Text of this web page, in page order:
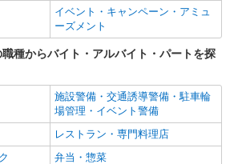
社員登用あり
イベント・キャンペーン・アミュ
ーズメント
種からバイト・アルバイト・パートを探
施設警備・交通誘導警備・駐車輪
場管理・イベント警備
レストラン・専門料理店
弁当・惣菜